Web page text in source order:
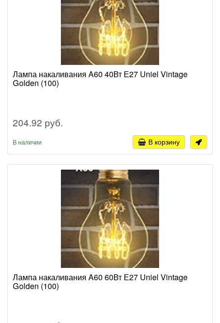
Лампа накаливания A60 40Вт Е27 Uniel Vintage
Golden (100)
204.92 руб.
В наличии В корзину
Лампа накаливания A60 60Вт Е27 Uniel Vintage
Golden (100)